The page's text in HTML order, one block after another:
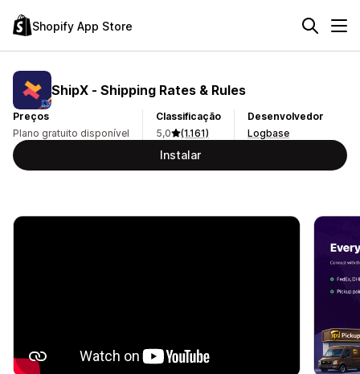
Shopify App Store
ShipX ‑ Shipping Rates & Rules
Preços
Plano gratuito disponível
Classificação
5,0
(1.161)
Desenvolvedor
Logbase
Instalar